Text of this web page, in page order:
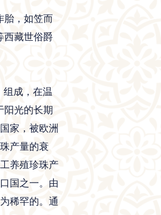
胎，如笠而
西藏世俗爵
成，在温
阳光的长期
家，被欧洲
产量的衰
养殖珍珠产
国之一。由
稀罕的。通